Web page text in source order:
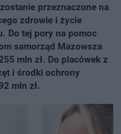
przeznaczone na
zdrowie i życie
Do tej pory na pomoc
samorząd Mazowsza
mln zł. Do placówek z
i środki ochrony
mln zł.